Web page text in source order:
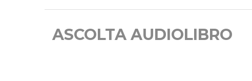
ASCOLTA AUDIOLIBRO